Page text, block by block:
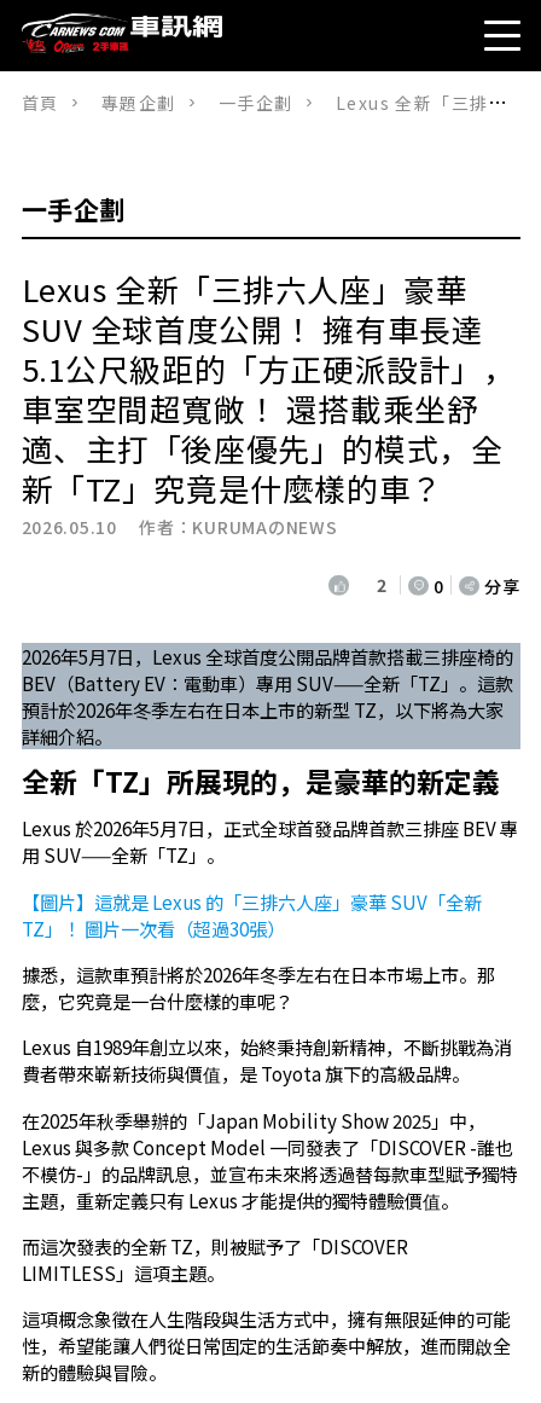
首頁 專題企劃 一手企劃 Lexus 全新「三排六人座」豪華 SUV 全球首度公開！ 擁有車長達5.1公尺級距的「方正硬派設計」，車室空間超寬敞！ 還搭載乘坐舒適、主打「後座優先」的模式，全新「TZ」究竟是什麼樣的車？
一手企劃
Lexus 全新「三排六人座」豪華
SUV 全球首度公開！ 擁有車長達
5.1公尺級距的「方正硬派設計」，
車室空間超寬敞！ 還搭載乘坐舒
適、主打「後座優先」的模式，全
新「TZ」究竟是什麼樣的車？
2026.05.10 作者： KURUMAのNEWS
2 0 分享
2026年5月7日，Lexus 全球首度公開品牌首款搭載三排座椅的
BEV（Battery EV：電動車）專用 SUV——全新「TZ」。這款
預計於2026年冬季左右在日本上市的新型 TZ，以下將為大家
詳細介紹。
全新「TZ」所展現的，是豪華的新定義
Lexus 於2026年5月7日，正式全球首發品牌首款三排座 BEV 專
用 SUV——全新「TZ」。
【圖片】這就是 Lexus 的「三排六人座」豪華 SUV「全新
TZ」！ 圖片一次看（超過30張）
據悉，這款車預計將於2026年冬季左右在日本市場上市。那
麼，它究竟是一台什麼樣的車呢？
Lexus 自1989年創立以來，始終秉持創新精神，不斷挑戰為消
費者帶來嶄新技術與價值，是 Toyota 旗下的高級品牌。
在2025年秋季舉辦的「Japan Mobility Show 2025」中，
Lexus 與多款 Concept Model 一同發表了「DISCOVER -誰也
不模仿-」的品牌訊息，並宣布未來將透過替每款車型賦予獨特
主題，重新定義只有 Lexus 才能提供的獨特體驗價值。
而這次發表的全新 TZ，則被賦予了「DISCOVER
LIMITLESS」這項主題。
這項概念象徵在人生階段與生活方式中，擁有無限延伸的可能
性，希望能讓人們從日常固定的生活節奏中解放，進而開啟全
新的體驗與冒險。